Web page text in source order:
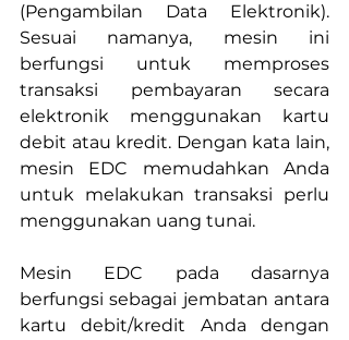
(Pengambilan Data Elektronik).
Sesuai namanya, mesin ini
berfungsi untuk memproses
transaksi pembayaran secara
elektronik menggunakan kartu
debit atau kredit. Dengan kata lain,
mesin EDC memudahkan Anda
untuk melakukan transaksi perlu
menggunakan uang tunai.
Mesin EDC pada dasarnya
berfungsi sebagai jembatan antara
kartu debit/kredit Anda dengan